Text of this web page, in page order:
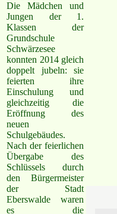
Die Mädchen und
Jungen der 1.
Klassen der
Grundschule
Schwärzesee
konnten 2014 gleich
doppelt jubeln: sie
feierten ihre
Einschulung und
gleichzeitig die
Eröffnung des
neuen
Schulgebäudes.
Nach der feierlichen
Übergabe des
Schlüssels durch
den Bürgermeister
der Stadt
Eberswalde waren
es die